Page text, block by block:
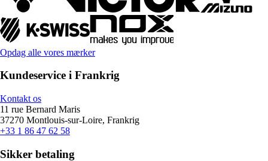
Opdag alle vores mærker
Kundeservice i Frankrig
Kontakt os
11 rue Bernard Maris
37270 Montlouis-sur-Loire, Frankrig
+33 1 86 47 62 58
Sikker betaling